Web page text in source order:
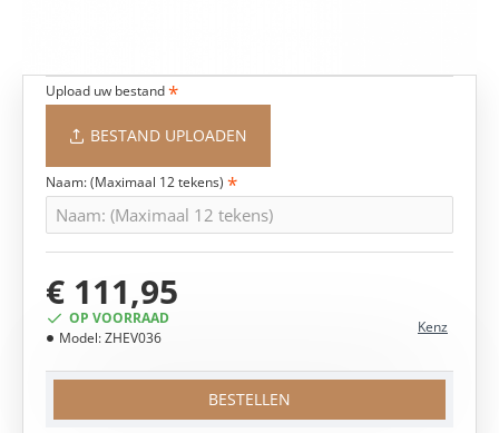
OP VOORRAAD
Model:ZHEV036
Kenz
€ 111,95
Upload uw bestand
BESTAND UPLOADEN
Naam: (Maximaal 12 tekens)
BESTELLEN